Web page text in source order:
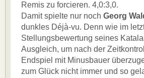
Remis zu forcieren. 4,0:3,0.
Damit spielte nur noch Georg
dunkles Déjà-vu. Denn wie im
Stellungsbewertung seines
Ausgleich, um nach der
Endspiel mit Minusbauer
zum Glück nicht immer und so